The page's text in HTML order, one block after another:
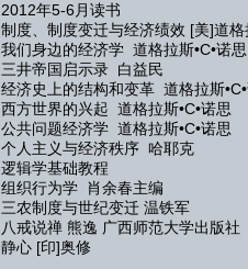
2012年5-6月读书
制度、制度变迁与经济绩效 [美]道格
我们身边的经济学 道格拉斯•C•诺思
三井帝国启示录 白益民
经济史上的结构和变革 道格拉斯
西方世界的兴起 道格拉斯•C•诺思
公共问题经济学 道格拉斯•C•诺思
个人主义与经济秩序 哈耶克
逻辑学基础教程
组织行为学 肖余春主编
三农制度与世纪变迁 温铁军
八戒说禅 熊逸 广西师范大学出版社
静心 [印]奥修